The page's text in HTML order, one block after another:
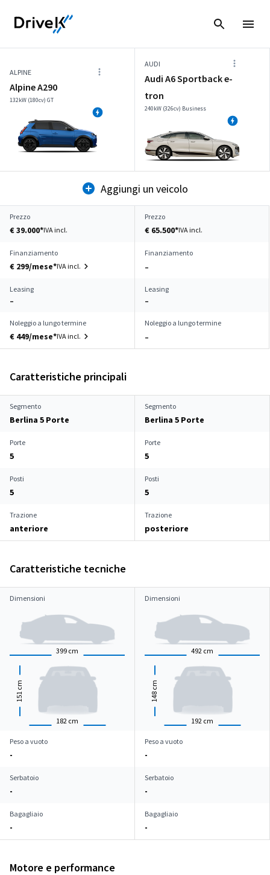
ALPINE
Alpine A290
132kW (180cv) GT
AUDI
Audi A6 Sportback e-
tron
240kW (326cv) Business
Aggiungi un veicolo
Prezzo
€ 39.000*IVA incl.
Prezzo
€ 65.500*IVA incl.
Finanziamento
€ 299/mese*IVA incl.
Finanziamento
–
Leasing
–
Leasing
–
Noleggio a lungo termine
€ 449/mese*IVA incl.
Noleggio a lungo termine
–
Caratteristiche principali
Segmento
Berlina 5 Porte
Segmento
Berlina 5 Porte
Porte
5
Porte
5
Posti
5
Posti
5
Trazione
anteriore
Trazione
posteriore
Caratteristiche tecniche
Dimensioni
399 cm
182 cm
151
cm
Dimensioni
492 cm
192 cm
148
cm
Peso a vuoto
-
Peso a vuoto
-
Serbatoio
-
Serbatoio
-
Bagagliaio
-
Bagagliaio
-
Motore e performance